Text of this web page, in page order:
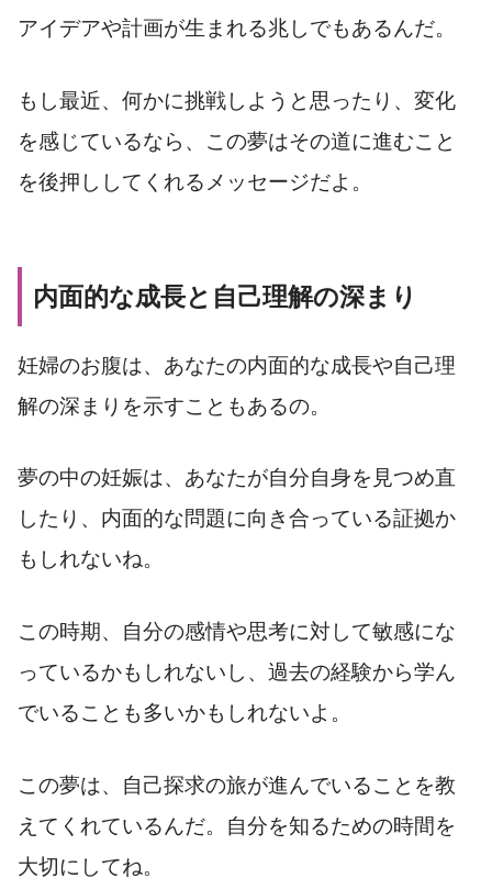
アイデアや計画が生まれる兆しでもあるんだ。
もし最近、何かに挑戦しようと思ったり、変化
を感じているなら、この夢はその道に進むこと
を後押ししてくれるメッセージだよ。
内面的な成長と自己理解の深まり
妊婦のお腹は、あなたの内面的な成長や自己理
解の深まりを示すこともあるの。
夢の中の妊娠は、あなたが自分自身を見つめ直
したり、内面的な問題に向き合っている証拠か
もしれないね。
この時期、自分の感情や思考に対して敏感にな
っているかもしれないし、過去の経験から学ん
でいることも多いかもしれないよ。
この夢は、自己探求の旅が進んでいることを教
えてくれているんだ。自分を知るための時間を
大切にしてね。